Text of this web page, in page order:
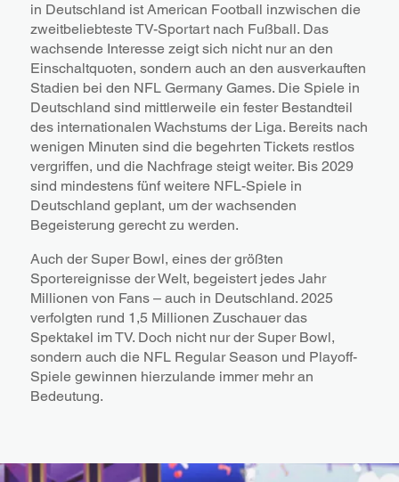
in Deutschland ist American Football inzwischen die
zweitbeliebteste TV-Sportart nach Fußball. Das
wachsende Interesse zeigt sich nicht nur an den
Einschaltquoten, sondern auch an den ausverkauften
Stadien bei den NFL Germany Games. Die Spiele in
Deutschland sind mittlerweile ein fester Bestandteil
des internationalen Wachstums der Liga. Bereits nach
wenigen Minuten sind die begehrten Tickets restlos
vergriffen, und die Nachfrage steigt weiter. Bis 2029
sind mindestens fünf weitere NFL-Spiele in
Deutschland geplant, um der wachsenden
Begeisterung gerecht zu werden.
Auch der Super Bowl, eines der größten
Sportereignisse der Welt, begeistert jedes Jahr
Millionen von Fans – auch in Deutschland. 2025
verfolgten rund 1,5 Millionen Zuschauer das
Spektakel im TV. Doch nicht nur der Super Bowl,
sondern auch die NFL Regular Season und Playoff-
Spiele gewinnen hierzulande immer mehr an
Bedeutung.